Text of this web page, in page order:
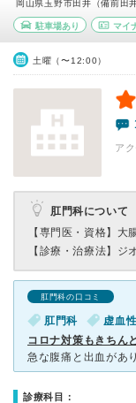
岡山県玉野市田井（備前田
駐車場あり マイ
土曜（〜12:00）
ア
肛門科について
【専門医・資格】 大
【診療・治療法】 ジ
肛門科の口コミ
肛門科 虚血
コロナ対策もきちん
診療科目：